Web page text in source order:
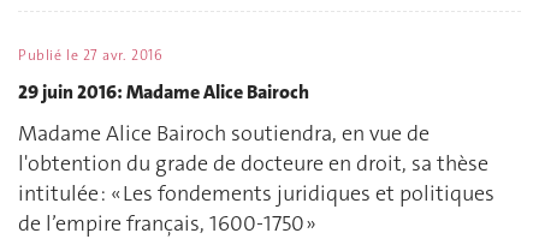
Publié le 27 avr. 2016
29 juin 2016: Madame Alice Bairoch
Madame Alice Bairoch soutiendra, en vue de
l'obtention du grade de docteure en droit, sa thèse
intitulée : « Les fondements juridiques et politiques
de l’empire français, 1600-1750 »